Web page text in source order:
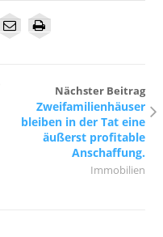
Nächster Beitrag
Zweifamilienhäuser
bleiben in der Tat eine
äußerst profitable
Anschaffung.
Immobilien